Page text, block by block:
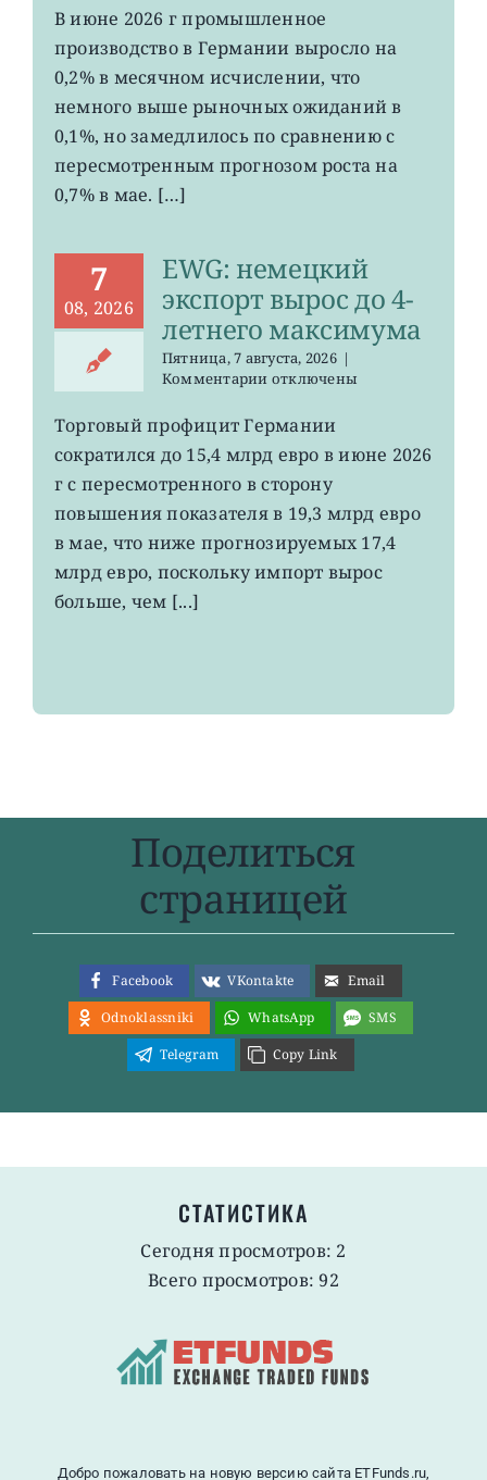
EWG:
рост
промпроизводства
Германии
до
0,2%
В июне 2026 г промышленное
производство в Германии выросло на
0,2% в месячном исчислении, что
немного выше рыночных ожиданий в
0,1%, но замедлилось по сравнению с
пересмотренным прогнозом роста на
0,7% в мае. […]
7
08, 2026
EWG: немецкий
экспорт вырос до 4-
летнего максимума
Пятница, 7 августа, 2026 |
Комментариик
EWG:
немецкий
экспорт
вырос
4-
летнего
отключены
Торговый профицит Германии
сократился до 15,4 млрд евро в июне 2026
г с пересмотренного в сторону
повышения показателя в 19,3 млрд евро
в мае, что ниже прогнозируемых 17,4
млрд евро, поскольку импорт вырос
больше, чем [...]
Поделиться
страницей
Facebook VKontakte
Email
Odnoklassniki
WhatsApp
SMS
Telegram
Copy Link
СТАТИСТИКА
Сегодня просмотров: 2
Всего просмотров: 92
Добро пожаловать на новую версию сайта ETFunds.ru,